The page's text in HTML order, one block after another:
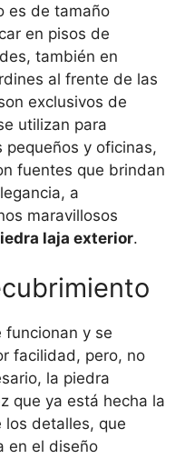
es de tamaño
en pisos de
también en
al frente de las
exclusivos de
utilizan para
y oficinas,
fuentes que brindan
a
maravillosos
laja exterior.
funcionan y se
facilidad, pero, no
la piedra
que ya está hecha la
los detalles, que
en el diseño